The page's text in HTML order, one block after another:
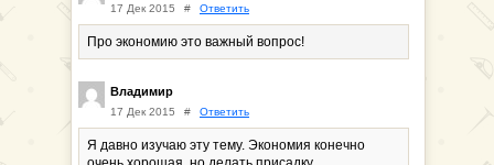
17 Дек 2015 # Ответить
Про экономию это важный вопрос!
Владимир
17 Дек 2015 # Ответить
Я давно изучаю эту тему. Экономия конечно